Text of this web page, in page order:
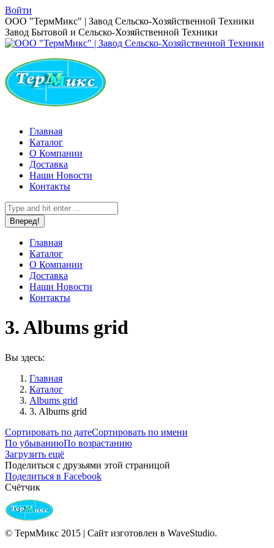
Перейти
к
содержанию
Войти
Страница
Вконтакте
открывается
новом
окне
ООО "ТермМикс" | Завод Сельско-Хозяйственной Техники
Завод Бытовой и Сельско-Хозяйственной Техники
Главная
Каталог
О Компании
Доставка
Наши Новости
Контакты
Поиск:
Главная
Каталог
О Компании
Доставка
Наши Новости
Контакты
3. Albums grid
Вы здесь:
Главная
Каталог
Albums grid
3. Albums grid
Сортировать по датеСортировать по имени
По убываниюПо возрастанию
Загрузить ещё
Поделиться с друзьями этой страницой
Поделиться в FacebookПоделиться
Счётчик
© ТермМикс 2015 | Сайт изготовлен в WaveStudio.